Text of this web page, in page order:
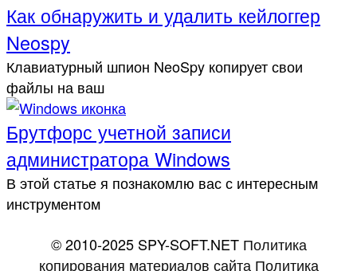
Как обнаружить и удалить кейлоггер
Neospy
Клавиатурный шпион NeoSpy копирует свои
файлы на ваш
Брутфорс учетной записи
администратора Windows
В этой статье я познакомлю вас с интересным
инструментом
© 2010-2025 SPY-SOFT.NET Политика
копирования материалов сайта Политика